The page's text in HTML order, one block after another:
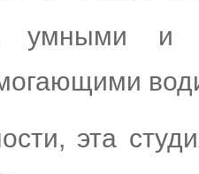
умными и
эта